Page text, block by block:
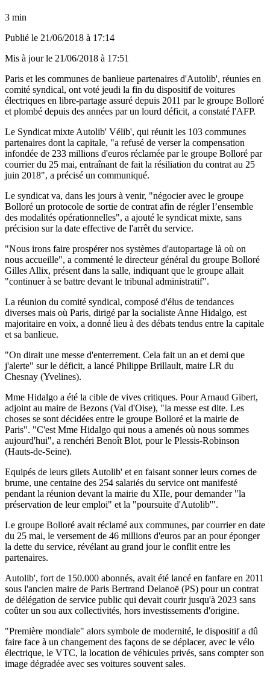
3 min
Publié le 21/06/2018 à 17:14
Mis à jour le 21/06/2018 à 17:51
Paris et les communes de banlieue partenaires d'Autolib', réunies en
comité syndical, ont voté jeudi la fin du dispositif de voitures
électriques en libre-partage assuré depuis 2011 par le groupe Bolloré
et plombé depuis des années par un lourd déficit, a constaté l'AFP.
Le Syndicat mixte Autolib' Vélib', qui réunit les 103 communes
partenaires dont la capitale, "a refusé de verser la compensation
infondée de 233 millions d'euros réclamée par le groupe Bolloré par
courrier du 25 mai, entraînant de fait la résiliation du contrat au 25
juin 2018", a précisé un communiqué.
Le syndicat va, dans les jours à venir, "négocier avec le groupe
Bolloré un protocole de sortie de contrat afin de régler l’ensemble
des modalités opérationnelles", a ajouté le syndicat mixte, sans
précision sur la date effective de l'arrêt du service.
"Nous irons faire prospérer nos systèmes d'autopartage là où on
nous accueille", a commenté le directeur général du groupe Bolloré
Gilles Allix, présent dans la salle, indiquant que le groupe allait
"continuer à se battre devant le tribunal administratif".
La réunion du comité syndical, composé d'élus de tendances
diverses mais où Paris, dirigé par la socialiste Anne Hidalgo, est
majoritaire en voix, a donné lieu à des débats tendus entre la capitale
et sa banlieue.
"On dirait une messe d'enterrement. Cela fait un an et demi que
j'alerte" sur le déficit, a lancé Philippe Brillault, maire LR du
Chesnay (Yvelines).
Mme Hidalgo a été la cible de vives critiques. Pour Arnaud Gibert,
adjoint au maire de Bezons (Val d'Oise), "la messe est dite. Les
choses se sont décidées entre le groupe Bolloré et la mairie de
Paris". "C'est Mme Hidalgo qui nous a amenés où nous sommes
aujourd'hui", a renchéri Benoît Blot, pour le Plessis-Robinson
(Hauts-de-Seine).
Equipés de leurs gilets Autolib' et en faisant sonner leurs cornes de
brume, une centaine des 254 salariés du service ont manifesté
pendant la réunion devant la mairie du XIIe, pour demander "la
préservation de leur emploi" et la "poursuite d'Autolib'".
Le groupe Bolloré avait réclamé aux communes, par courrier en date
du 25 mai, le versement de 46 millions d'euros par an pour éponger
la dette du service, révélant au grand jour le conflit entre les
partenaires.
Autolib', fort de 150.000 abonnés, avait été lancé en fanfare en 2011
sous l'ancien maire de Paris Bertrand Delanoë (PS) pour un contrat
de délégation de service public qui devait courir jusqu'à 2023 sans
coûter un sou aux collectivités, hors investissements d'origine.
"Première mondiale" alors symbole de modernité, le dispositif a dû
faire face à un changement des façons de se déplacer, avec le vélo
électrique, le VTC, la location de véhicules privés, sans compter son
image dégradée avec ses voitures souvent sales.